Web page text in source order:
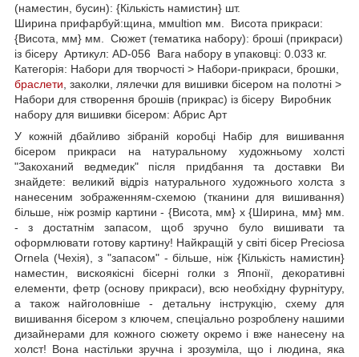
(наместин, бусин): {Кількість намистин} шт.
Ширина прифарбуй:щина, ммultion мм. Висота прикраси:
{Висота, мм} мм. Сюжет (тематика набору): броші (прикраси)
із бісеру Артикул: AD-056 Вага набору в упаковці: 0.033 кг.
Категорія: Набори для творчості > Набори-прикраси, брошки,
браслети, заколки, лялечки для вишивки бісером на полотні >
Набори для створення брошів (прикрас) із бісеру Виробник
набору для вишивки бісером: Абрис Арт
У кожній дбайливо зібраній коробці Набір для вишивання
бісером прикраси на натуральному художньому холсті
"Закоханий ведмедик" після придбання та доставки Ви
знайдете: великий відріз натурального художнього холста з
нанесеним зображенням-схемою (тканини для вишивання)
більше, ніж розмір картини - {Висота, мм} х {Ширина, мм} мм.
- з достатнім запасом, щоб зручно було вишивати та
оформлювати готову картину! Найкращій у світі бісер Preciosa
Ornela (Чехія), з "запасом" - більше, ніж {Кількість намистин}
наместин, вискоякісні бісерні голки з Японії, декоративні
елементи, фетр (основу прикраси), всю необхідну фурнітуру,
а також найголовніше - детальну інструкцію, схему для
вишивання бісером з ключем, спеціально розроблену нашими
дизайнерами для кожного сюжету окремо і вже нанесену на
холст! Вона настільки зручна і зрозуміла, що і людина, яка